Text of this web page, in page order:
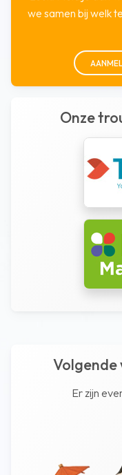
we samen bij welk
Onze
Volgende
Er zijn